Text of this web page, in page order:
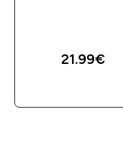
21.99€‎